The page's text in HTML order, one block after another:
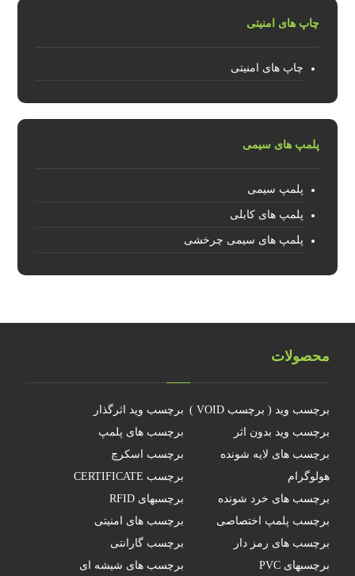
چاپ های امنیتی
چاپ های امنیتی
پلمپ های سیمی
پلمپ سیمی
پلمپ های کابلی
پلمپ های سیمی چرخشی
محصولات
برچسب وید ( برچسب VOID )
برچسب وید اثرگذار
برچسب وید بدون اثر
برچسب های پلمپ
برچسب های لایه شونده
برچسب اسکرچ
هولوگرام
برچسب CERTIFICATE
برچسب های خرد شونده
برچسبهای RFID
برچسب پلمپ اختصاصی
برچسب های امنیتی
برچسب های رمز دار
برچسب گارانتی
برچسبهای PVC
برچسب های شیشه ای